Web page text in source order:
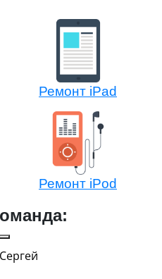
Ремонт iPad
Ремонт iPod
Сергей